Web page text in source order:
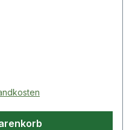
Bez. 6099) · Norm:
· PSA-Kategorie: III ·